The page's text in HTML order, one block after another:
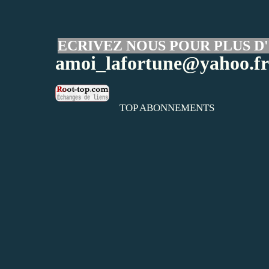
ECRIVEZ NOUS POUR PLUS
amoi_lafortune@yahoo.fr
TOP ABONNEMENTS